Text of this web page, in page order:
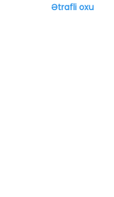
Ətrafli oxu